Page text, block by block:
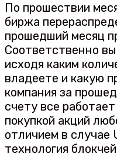
По прошествии
биржа
прошедший месяц
Соответственно
исходя каким
владеете и какую
компания за
счету все
покупкой акций
отличием в случае
технология